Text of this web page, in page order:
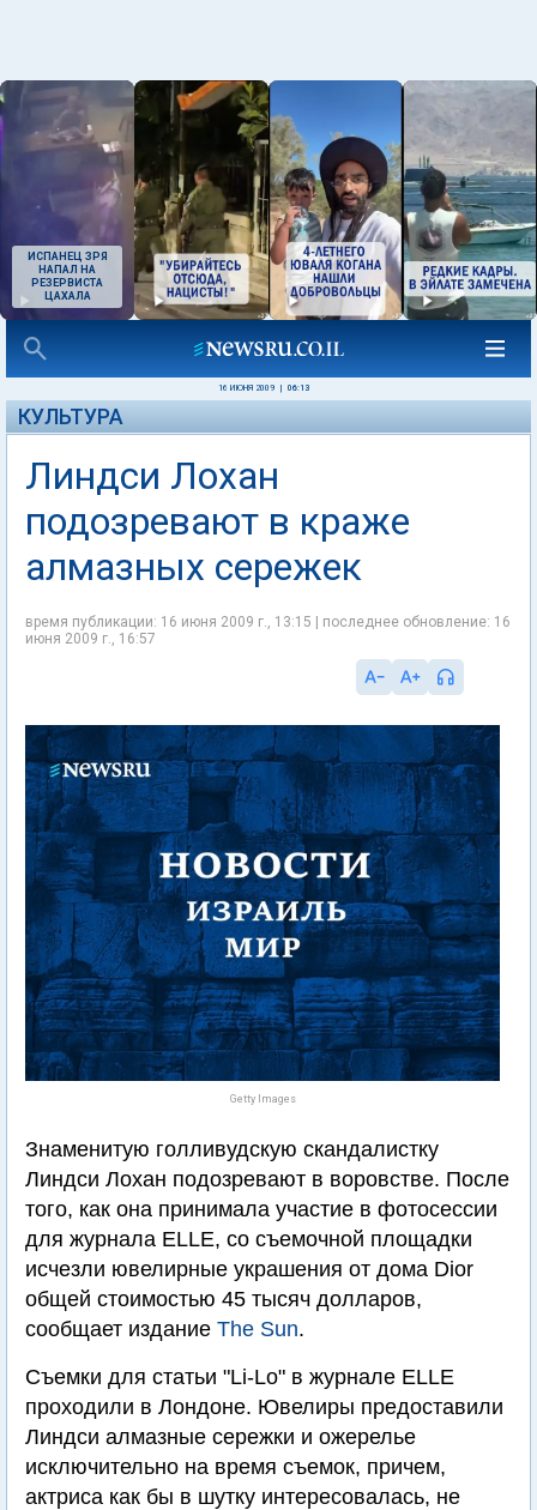
ИСПАНЕЦ ЗРЯ
НАПАЛ НА
РЕЗЕРВИСТА
ЦАХАЛА
16 ИЮНЯ 2009 06:13
КУЛЬТУРА
Линдси Лохан
подозревают в краже
алмазных сережек
время публикации: 16 июня 2009 г., 13:15 | последнее обновление: 16
июня 2009 г., 16:57
Getty Images
Знаменитую голливудскую скандалистку
Линдси Лохан подозревают в воровстве. После
того, как она принимала участие в фотосессии
для журнала ELLE, со съемочной площадки
исчезли ювелирные украшения от дома Dior
общей стоимостью 45 тысяч долларов,
сообщает издание The Sun.
Съемки для статьи "Li-Lo" в журнале ELLE
проходили в Лондоне. Ювелиры предоставили
Линдси алмазные сережки и ожерелье
исключительно на время съемок, причем,
актриса как бы в шутку интересовалась, не